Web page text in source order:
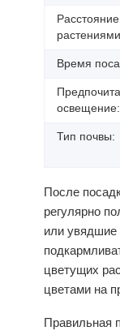
Время
освещение:
Тип почвы:
После
регулярно
или увядшие
цветущих
цветами на
Правильная